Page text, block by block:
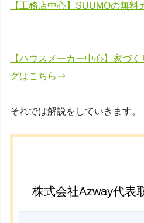
【工務店中心】SUUMOの無
【ハウスメーカー中心】家づ
グはこちら⇒
それでは解説をしていきます。
株式会社Azway代